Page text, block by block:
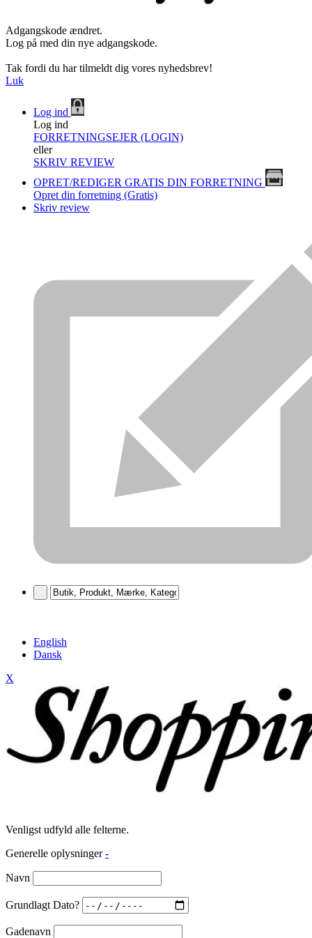
Adgangskode ændret.
Log på med din nye adgangskode.
Tak fordi du har tilmeldt dig vores nyhedsbrev!
Luk
Log ind
Log ind
FORRETNINGSEJER (LOGIN)
eller
SKRIV REVIEW
OPRET/REDIGER GRATIS DIN FORRETNING
Opret din forretning (Gratis)
Skriv review
English
Dansk
X
Venligst udfyld alle felterne.
Generelle oplysninger -
Navn
Grundlagt Dato?
Gadenavn